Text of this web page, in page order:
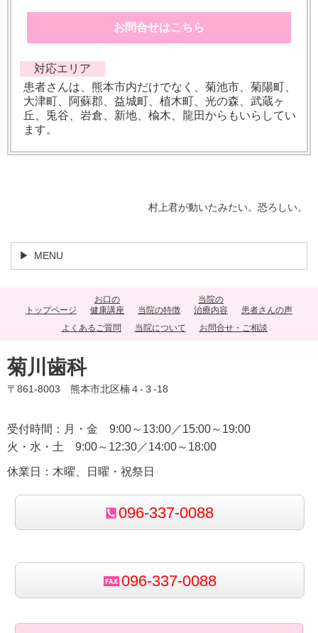
お問合せはこちら
対応エリア
患者さんは、熊本市内だけでなく、菊池市、菊陽町、
大津町、阿蘇郡、益城町、植木町、光の森、武蔵ヶ
丘、兎谷、岩倉、新地、楡木、龍田からもいらしてい
ます。
村上君が動いたみたい。恐ろしい。
MENU
トップページ
お口の
健康講座
当院の特徴
当院の
治療内容
患者さんの声
よくあるご質問
当院について お問合せ・ご相談
菊川歯科
〒861-8003 熊本市北区楠４-３-18
受付時間：月・金 9:00～13:00／15:00～19:00
火・水・土 9:00～12:30／14:00～18:00
休業日：木曜、日曜・祝祭日
096-337-0088
096-337-0088